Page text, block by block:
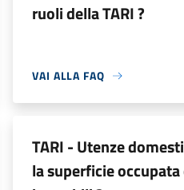
ruoli della TARI ?
VAI ALLA FAQ
TARI - Utenze
la superficie